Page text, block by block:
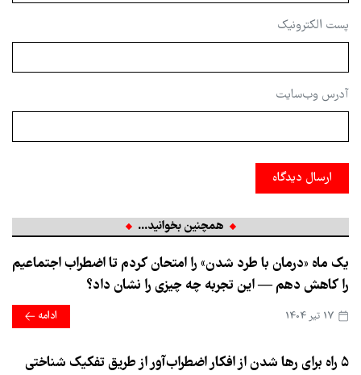
پست الکترونیک
آدرس وب‌سایت
ارسال دیدگاه
همچنین بخوانید...
یک ماه «درمان با طرد شدن» را امتحان کردم تا اضطراب اجتماعیم
را کاهش دهم — این تجربه چه چیزی را نشان داد؟
ادامه
۵ راه برای رها شدن از افکار اضطراب‌آور از طریق تفکیک شناختی